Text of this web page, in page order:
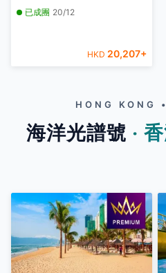
島、熊本)10天豪華郵輪假期
【優遊全包】【香港啟德郵輪
已成團 20/12
HKD 20,207+
HONG KONG
海洋光譜號 ‧